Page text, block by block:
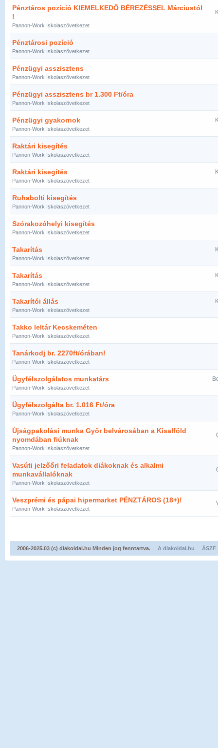
Pénztáros pozíció KIEMELKEDŐ BÉREZÉSSEL Márciustól
!
Pannon-Work Iskolaszövetkezet
Pénztárosi pozíció
Pannon-Work Iskolaszövetkezet
Pénzügyi asszisztens
Pannon-Work Iskolaszövetkezet
Pénzügyi asszisztens br 1.300 Ft/óra
Pannon-Work Iskolaszövetkezet
Pénzügyi gyakornok
Pannon-Work Iskolaszövetkezet
Raktári kisegítés
Pannon-Work Iskolaszövetkezet
Raktári kisegítés
Pannon-Work Iskolaszövetkezet
Ruhabolti kisegítés
Pannon-Work Iskolaszövetkezet
Szórakozóhelyi kisegítés
Pannon-Work Iskolaszövetkezet
Takarítás
Pannon-Work Iskolaszövetkezet
Takarítás
Pannon-Work Iskolaszövetkezet
Takarítói állás
Pannon-Work Iskolaszövetkezet
Takko leltár Kecskeméten
Pannon-Work Iskolaszövetkezet
Tanárkodj br. 2270ft/órában!
Pannon-Work Iskolaszövetkezet
Ügyfélszolgálatos munkatárs
Pannon-Work Iskolaszövetkezet
Ügyfélszolgálta br. 1.016 Ft/óra
Pannon-Work Iskolaszövetkezet
Újságpakolási munka Győr belvárosában a Kisalföld
nyomdában fiúknak
Pannon-Work Iskolaszövetkezet
Vasúti jelzőőri feladatok diákoknak és alkalmi
munkavállalóknak
Pannon-Work Iskolaszövetkezet
Veszprémi és pápai hipermarket PÉNZTÁROS (18+)!
Pannon-Work Iskolaszövetkezet
2006-2025.03 (c) diakoldal.hu Minden jog fenntartva. A diakoldal.hu ÁSZF